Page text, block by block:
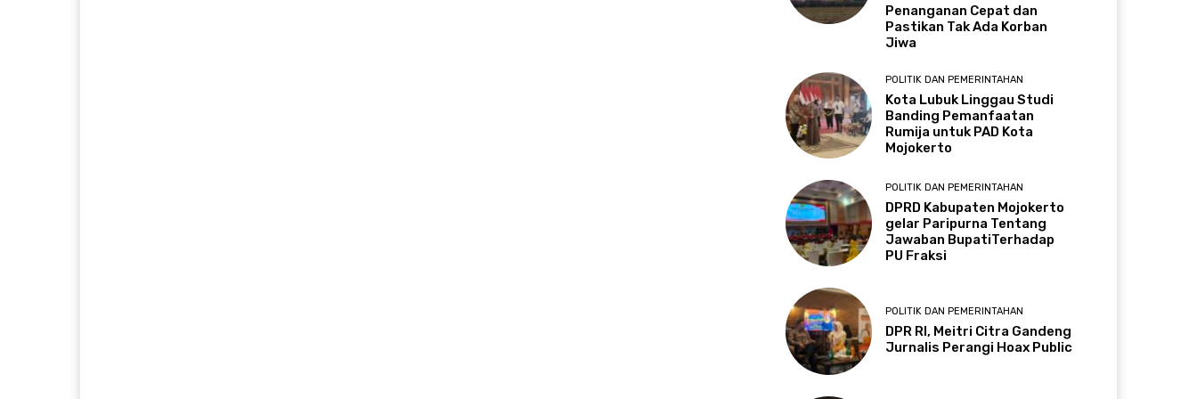
Penanganan Cepat dan
Pastikan Tak Ada Korban
Jiwa
POLITIK DAN PEMERINTAHAN
Kota Lubuk Linggau Studi
Banding Pemanfaatan
Rumija untuk PAD Kota
Mojokerto
POLITIK DAN PEMERINTAHAN
DPRD Kabupaten Mojokerto
gelar Paripurna Tentang
Jawaban BupatiTerhadap
PU Fraksi
POLITIK DAN PEMERINTAHAN
DPR RI, Meitri Citra Gandeng
Jurnalis Perangi Hoax Public